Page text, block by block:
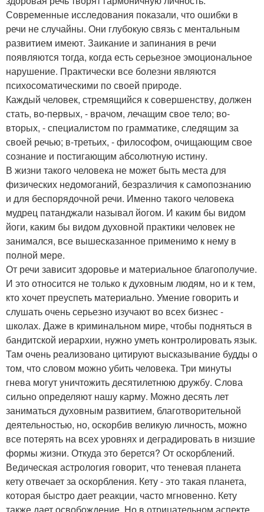
Современные исследования показали, что ошибки в
речи не случайны. Они глубокую связь с ментальным
развитием имеют. Заикание и запинания в речи
появляются тогда, когда есть серьезное эмоциональное
нарушение. Практически все болезни являются
психосоматическими по своей природе.
Каждый человек, стремящийся к совершенству, должен
стать, во-первых, - врачом, лечащим свое тело; во-
вторых, - специалистом по грамматике, следящим за
своей речью; в-третьих, - философом, очищающим свое
сознание и постигающим абсолютную истину.
В жизни такого человека не может быть места для
физических недомоганий, безразличия к самопознанию
и для беспорядочной речи. Именно такого человека
мудрец патанджали называл йогом. И каким бы видом
йоги, каким бы видом духовной практики человек не
занимался, все вышесказанное применимо к нему в
полной мере.
От речи зависит здоровье и материальное благополучие.
И это относится не только к духовным людям, но и к тем,
кто хочет преуспеть материально. Умение говорить и
слушать очень серьезно изучают во всех бизнес -
школах. Даже в криминальном мире, чтобы подняться в
бандитской иерархии, нужно уметь контролировать язык.
Там очень реализовано цитируют высказывание будды о
том, что словом можно убить человека. Три минуты
гнева могут уничтожить десятилетнюю дружбу. Слова
сильно определяют нашу карму. Можно десять лет
заниматься духовным развитием, благотворительной
деятельностью, но, оскорбив великую личность, можно
все потерять на всех уровнях и деградировать в низшие
формы жизни. Откуда это берется? От оскорблений.
Ведическая астрология говорит, что теневая планета
кету отвечает за оскорбления. Кету - это такая планета,
которая быстро дает реакции, часто мгновенно. Кету